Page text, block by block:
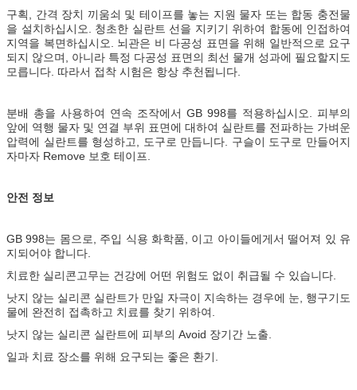
구획, 간격 장치 끼움쇠 및 테이프를 놓는 지원 물자 또는 합동 충전물
을 설치하십시오. 청초한 실란트 선을 지키기 위하여 합동에 인접하여
지역을 복면하십시오. 뇌관은 비 다공성 표면을 위해 일반적으로 요구
되지 않으며, 아니라 특정 다공성 표면의 최선 물개 성과에 필요할지도
모릅니다. 따라서 접착 시험은 항상 추천됩니다.
분배 총을 사용하여 연속 조작에서 GB 998를 적용하십시오. 피부의
앞에 역행 물자 및 연결 부위 표면에 대하여 실란트를 전파하는 가벼운
압력에 실란트를 형성하고, 도구로 만듭니다. 구슬이 도구로 만들어지
자마자 Remove 보호 테이프.
안전 정보
GB 998는 몸으로, 주입 식용 화학품, 이고 아이들에게서 떨어져 있 유
지되어야 합니다.
치료한 실리콘고무는 건강에 어떤 위험도 없이 취급될 수 있습니다.
낫지 않는 실리콘 실란트가 만일 자극이 지속하는 경우에 눈, 행구기도
물에 완전히 접촉하고 치료를 찾기 위하여.
낫지 않는 실리콘 실란트에 피부의 Avoid 장기간 노출.
일과 치료 장소를 위해 요구되는 좋은 환기.